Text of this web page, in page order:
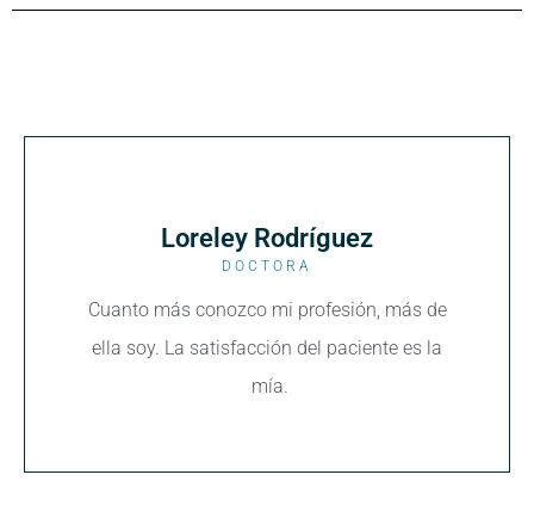
Loreley Rodríguez
DOCTORA
Cuanto más conozco mi profesión, más de
ella soy. La satisfacción del paciente es la
mía.